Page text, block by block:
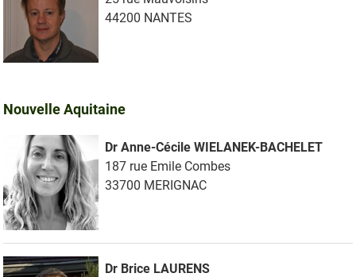
44200 NANTES
Nouvelle Aquitaine
Dr Anne-Cécile WIELANEK-BACHELET
187 rue Emile Combes
33700 MERIGNAC
Dr Brice LAURENS